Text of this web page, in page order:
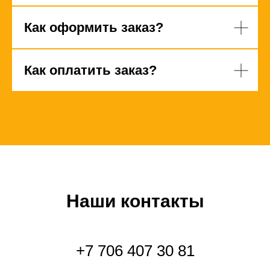
Как оформить заказ?
Как оплатить заказ?
Наши контакты
+7 706 407 30 81